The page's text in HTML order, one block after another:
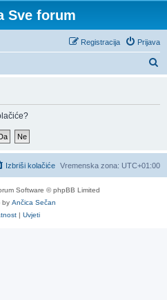
Sve forum
Prijava
Registracija
n
Vremenska zona: UTC+01:00
Izbriši kolačiće
Software © phpBB Limited
by Ančica Sečan
| Uvjeti